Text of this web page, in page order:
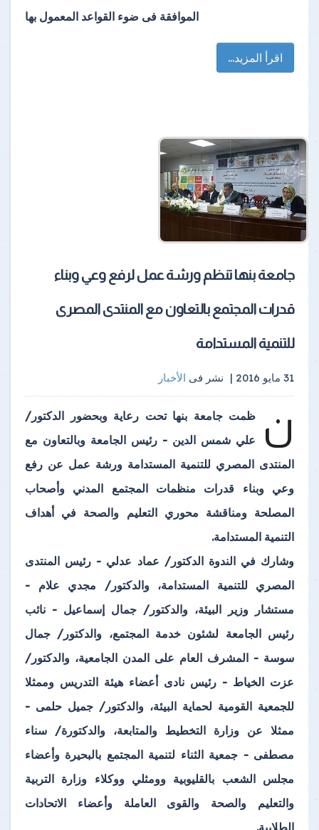
الموافقة فى ضوء القواعد المعمول بها
اقرأ المزيد...
جامعة بنها تنظم ورشة عمل لرفع وعي وبناء
قدرات المجتمع بالتعاون مع المنتدى المصرى
للتنمية المستدامة
31 مايو 2016 | نشر فى الأخبار
ن
ظمت جامعة بنها تحت رعاية وبحضور الدكتور/
علي شمس الدين - رئيس الجامعة وبالتعاون مع
المنتدى المصري للتنمية المستدامة ورشة عمل عن رفع
وعي وبناء قدرات منظمات المجتمع المدني وأصحاب
المصلحة ومناقشة محوري التعليم والصحة في أهداف
التنمية المستدامة.
وشارك في الندوة الدكتور/ عماد عدلي - رئيس المنتدى
المصري للتنمية المستدامة، والدكتور/ مجدي علام -
مستشار وزير البيئة، والدكتور/ جمال إسماعيل - نائب
رئيس الجامعة لشئون خدمة المجتمع، والدكتور/ جمال
سوسة - المشرف العام على المدن الجامعية، والدكتور/
عزت الخياط - رئيس نادى أعضاء هيئة التدريس وممثلا
للجمعية القومية لحماية البيئة، والدكتور/ جميل حلمى -
ممثلا عن وزارة التخطيط والمتابعة، والدكتورة/ سناء
مصطفى - جمعية الثناء لتنمية المجتمع بالبحيرة وأعضاء
مجلس الشعب بالقليوبية وومثلي ووكلاء وزارة التربية
والتعليم والصحة والقوى العاملة وأعضاء الاتحادات
الطلابية.